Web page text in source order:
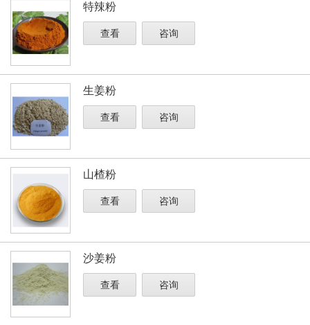
特辣粉
查看 咨询
生姜粉
查看 咨询
山楂粉
查看 咨询
沙姜粉
查看 咨询